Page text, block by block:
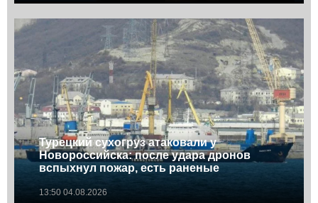
Турецкий сухогруз атаковали у
Новороссийска: после удара дронов
вспыхнул пожар, есть раненые
13:50 04.08.2026